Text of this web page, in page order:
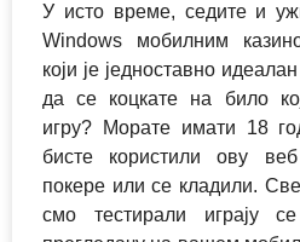
У исто време, седите и
Windows мобилним
који је једноставно
да се коцкате на било
игру? Морате имати 18
бисте користили ову
покере или се кладили.
смо тестирали играју